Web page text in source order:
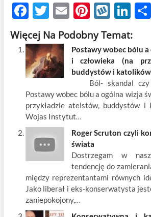
F
ac
e
b
o
o
k
T
w
itt
er
E
m
ail
Pi
nt
er
es
t
W
k
o
p
Li
k
e
dI
n
S
Więcej Na Podobny Temat:
Postawy wobec bólu
i człowieka (na
buddystów i
Ból- skandal czy
Postawy wobec bólu a ogólna wizja
przykładzie ateistów, buddystów
Wojas Instytut…
Roger Scruton czyli
świata
Dostrzegam w
tendencję do
między reprezentantami równych
Jako liberał i eks-konserwatysta
zaniepokojony,…